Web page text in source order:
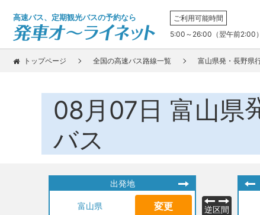
高速バス、定期観光バスの予約なら
ご利用可能時間
5:00～26:00（翌午前2:00）
トップページ 全国の高速バス路線一覧 富山県発・長野県
08月07日 富山県
バス
出発地
富山県 変更 逆区間